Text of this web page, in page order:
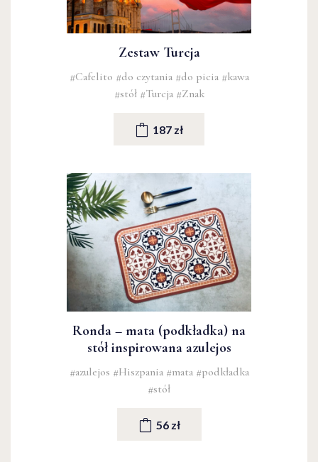
Zestaw Turcja
#Cafelito #do czytania #do picia #kawa
#stół #Turcja #Znak
187 zł
Ronda – mata (podkładka) na
stół inspirowana azulejos
#azulejos #Hiszpania #mata #podkładka
#stół
56 zł